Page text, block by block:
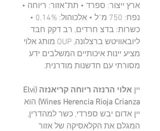
ארץ ייצור: ספרד • תת־אזור: ריוחה •
נפח: 750 מ''ל • אלכוהול: 0.14% •
כשרות: בדצ חרדים, רב דקק חבד
ליובאוויטש ברצלונה, OUP מותג אלוי
מציע יינות איכותיים המשלבים ידע
מסורתי עם חדשנות מודרנית.
יין
אלוי הרנזה ריוחה קריאנזה (Elvi
Wines Herencia Rioja Crianza) הוא
יין אדום יבש ספרדי, כשר למהדרין,
המגלם את הקלאסיקה של אזור